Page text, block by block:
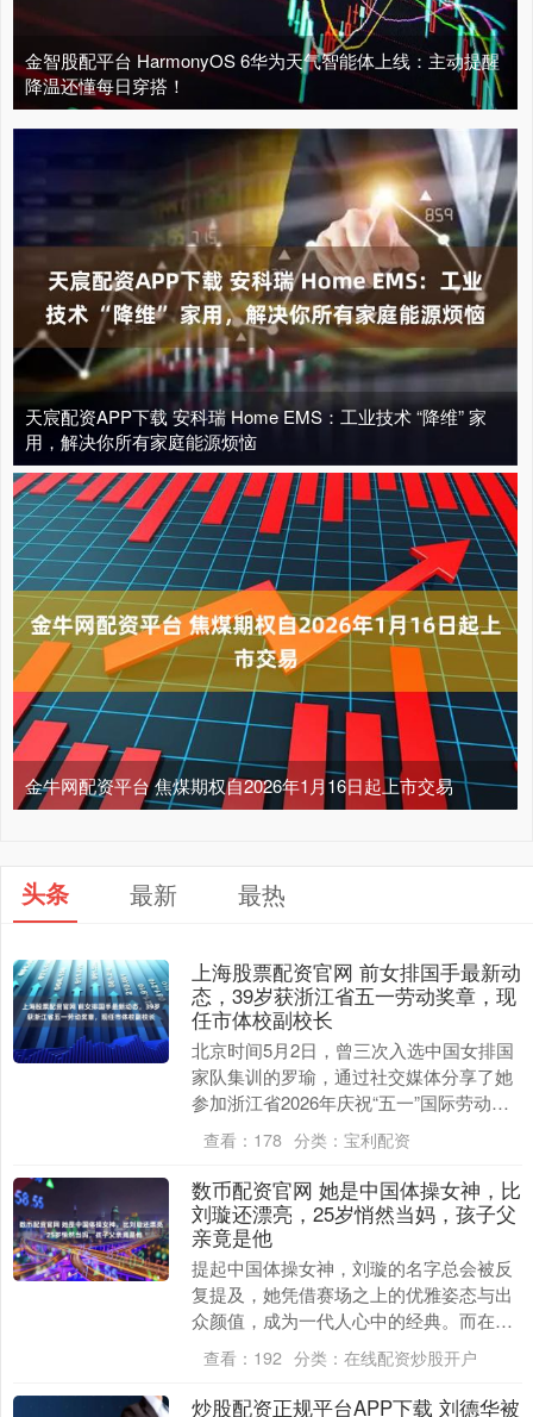
金智股配平台 HarmonyOS 6华为天气智能体上线：主动提醒
降温还懂每日穿搭！
天宸配资APP下载 安科瑞 Home EMS：工业技术 “降维” 家
用，解决你所有家庭能源烦恼
金牛网配资平台 焦煤期权自2026年1月16日起上市交易
头条 最新 最热
上海股票配资官网 前女排国手最新动
态，39岁获浙江省五一劳动奖章，现
任市体校副校长
北京时间5月2日，曾三次入选中国女排国
家队集训的罗瑜，通过社交媒体分享了她
参加浙江省2026年庆祝“五一”国际劳动节
暨劳模先进大会的照片，引起了网友们的
广泛关注....
查看： 178 分类： 宝利配资
数币配资官网 她是中国体操女神，比
刘璇还漂亮，25岁悄然当妈，孩子父
亲竟是他
提起中国体操女神，刘璇的名字总会被反
复提及，她凭借赛场之上的优雅姿态与出
众颜值，成为一代人心中的经典。而在新
时代体操赛场，芦玉菲的出现，刷新了大
众对体操女神的认....
查看： 192 分类： 在线配资炒股开户
炒股配资正规平台APP下载 刘德华被